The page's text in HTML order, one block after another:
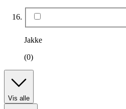
Jakke
(0)
Vis alle